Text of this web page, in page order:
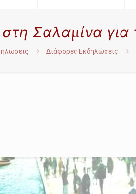
Σαλαμίνα για
Διάφορες Εκδηλώσεις